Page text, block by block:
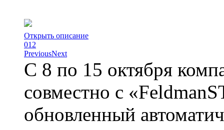
Открыть описание
01 2
PreviousNext
С 8 по 15 октября
совместно с
обновленный